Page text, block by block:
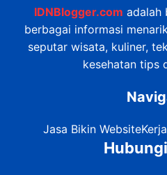
IDNBlogger.com adalah
berbagai informasi
seputar wisata, kuliner,
kesehatan tips
Jasa Bikin Website